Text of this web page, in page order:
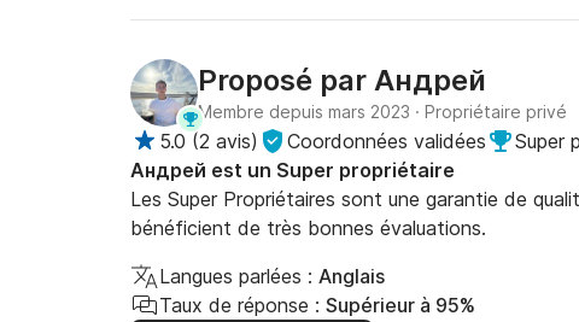
Proposé par Андрей
Membre depuis mars 2023 · Propriétaire privé
5.0 (2 avis) Coordonnées validées
Super
Андрей est un Super propriétaire
Les Super Propriétaires sont une garantie de
bénéficient de très bonnes évaluations.
Langues parlées : Anglais
Taux de réponse : Supérieur à 95%